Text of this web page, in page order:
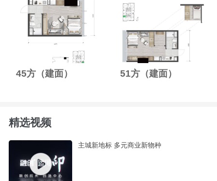
45方（建面） 51方（建面）
精选视频
主城新地标 多元商业新物种